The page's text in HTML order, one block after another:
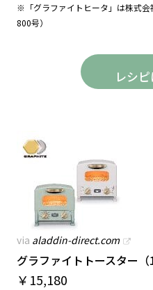
※「グラファイトヒータ」は株式
800号）
レシ
via aladdin-direct.com
グラファイトトースター（
￥ 15,180